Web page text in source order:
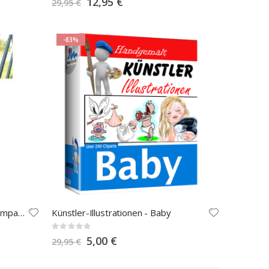
29,95 € Price
Flexibles Universal-Stativ für Kompakt-Kameras
-83%
Künstler-Illustrationen - Baby
Rating:
0%
29,95 € Special
Price
5,00 €